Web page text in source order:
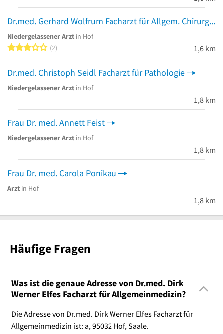
Dr.med. Gerhard Wolfrum Facharzt für Allgem. Chirurgie
Niedergelassener Arzt in Hof
3 von 5 Sternen
2 1,6 km
Dr.med. Christoph Seidl Facharzt für Pathologie
Niedergelassener Arzt in Hof
1,8 km
Frau Dr. med. Annett Feist
Niedergelassener Arzt in Hof
1,8 km
Frau Dr. med. Carola Ponikau
Arzt in Hof
1,8 km
Häufige Fragen
Was ist die genaue Adresse von Dr.med. Dirk
Werner Elfes Facharzt für Allgemeinmedizin?
Die Adresse von Dr.med. Dirk Werner Elfes Facharzt für
Allgemeinmedizin ist: a, 95032 Hof, Saale.